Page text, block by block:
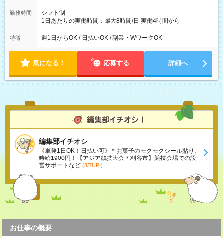
勤務時間
シフト制
1日あたりの実働時間：最大8時間/日 実働4時間から
特徴 週1日からOK / 日払いOK / 副業・WワークOK
気になる！ 応募する 詳細へ
編集部イチオシ
《単発1日OK！日払い可》＊お菓子のモクモクシール貼り、
時給1900円！【アジア競技大会＊刈谷市】競技会場での設
営サポートなど (8/7UP!)
お仕事の概要